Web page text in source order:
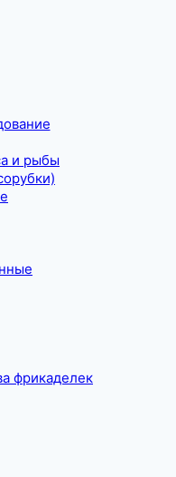
и рыбы
фрикаделек